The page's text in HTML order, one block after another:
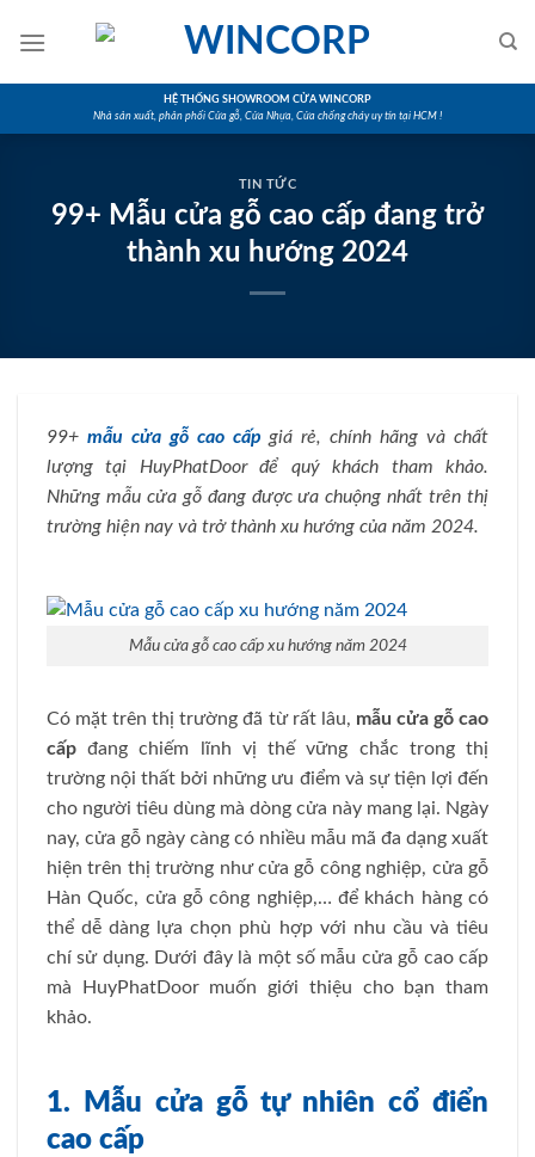
HỆ THỐNG SHOWROOM CỬA WINCORP
Nhà sản xuất, phân phối Cửa gỗ, Cửa Nhựa, Cửa chống cháy uy tín tại HCM !
TIN TỨC
99+ Mẫu cửa gỗ cao cấp đang trở
thành xu hướng 2024
99+ mẫu cửa gỗ cao cấp giá rẻ, chính hãng và chất
lượng tại HuyPhatDoor để quý khách tham khảo.
Những mẫu cửa gỗ đang được ưa chuộng nhất trên thị
trường hiện nay và trở thành xu hướng của năm 2024.
Mẫu cửa gỗ cao cấp xu hướng năm 2024
Có mặt trên thị trường đã từ rất lâu, mẫu cửa gỗ cao
cấp đang chiếm lĩnh vị thế vững chắc trong thị
trường nội thất bởi những ưu điểm và sự tiện lợi đến
cho người tiêu dùng mà dòng cửa này mang lại. Ngày
nay, cửa gỗ ngày càng có nhiều mẫu mã đa dạng xuất
hiện trên thị trường như cửa gỗ công nghiệp, cửa gỗ
Hàn Quốc, cửa gỗ công nghiệp,… để khách hàng có
thể dễ dàng lựa chọn phù hợp với nhu cầu và tiêu
chí sử dụng. Dưới đây là một số mẫu cửa gỗ cao cấp
mà HuyPhatDoor muốn giới thiệu cho bạn tham
khảo.
1. Mẫu cửa gỗ tự nhiên cổ điển
cao cấp